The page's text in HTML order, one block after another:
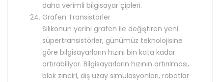
daha verimli bilgisayar çipleri.
Grafen Transistörler
Silikonun yerini grafen ile değiştiren yeni
süpertransistörler, günümüz teknolojisine
göre bilgisayarların hızını bin kata kadar
artırabiliyor. Bilgisayarların hızının artırılması,
blok zinciri, dış uzay simülasyonları, robotlar